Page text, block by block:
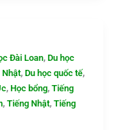
Đài Loan, Du học
Nhật, Du học quốc tế,
, Học bổng, Tiếng
, Tiếng Nhật, Tiếng